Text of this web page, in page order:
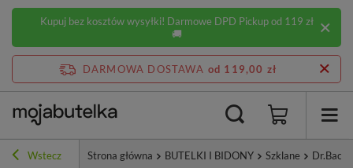
Kupuj bez kosztów wysyłki! Darmowe DPD Pickup od 119 zł
🚚
DARMOWA DOSTAWA od 119,00 zł
Wstecz Strona główna BUTELKI I BIDONY Szklane